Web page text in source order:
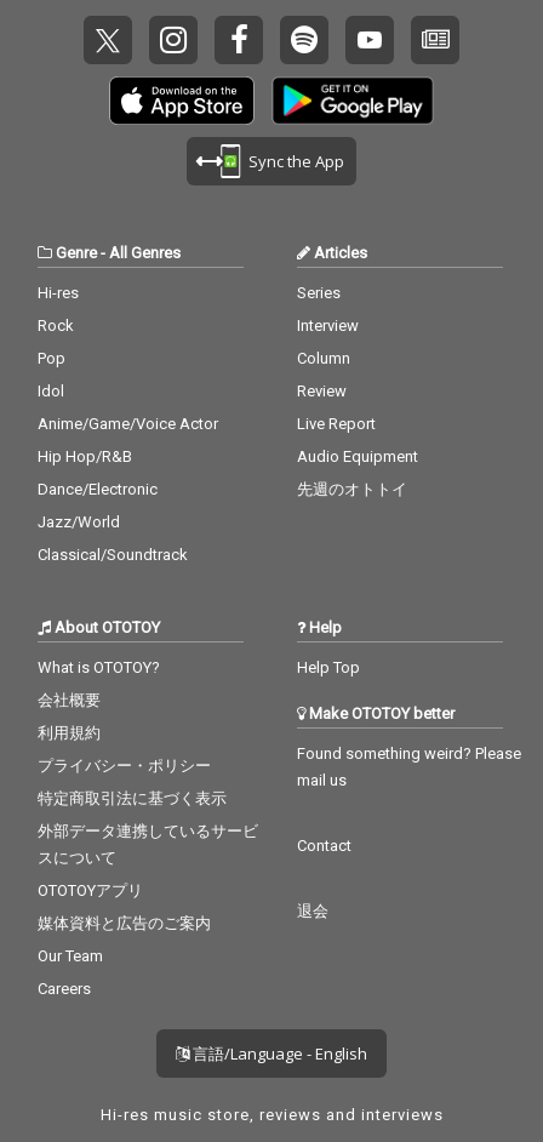
esents「ありがとう」
vol.3（柴田聡子(BAND
SET) × Elle Teresa × Le
Makeup）のライブも
esents「ありがとう」
vol.3（柴田聡子(BAND
SET) × Elle Teresa × Le
Makeup）のライブも
決定。
Sync the App
Genre- All Genres
Hi-res
Rock
Pop
Idol
Anime/Game/Voice Actor
Hip Hop/R&B
Dance/Electronic
Jazz/World
Classical/Soundtrack
Articles
Series
Interview
Column
Review
Live Report
Audio Equipment
先週のオトトイ
About OTOTOY
What is OTOTOY?
会社概要
利用規約
プライバシー・ポリシー
特定商取引法に基づく表示
外部データ連携しているサービ
スについて
OTOTOYアプリ
媒体資料と広告のご案内
Our Team
Careers
Help
Help Top
Make OTOTOY better
Found something weird? Please
mail us
Contact
退会
言語/Language - English
Hi-res music store, reviews and interviews